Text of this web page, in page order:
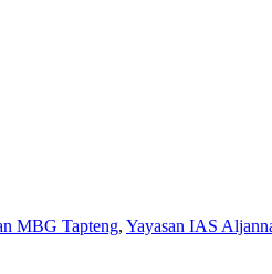
MBG Tapteng, Yayasan IAS